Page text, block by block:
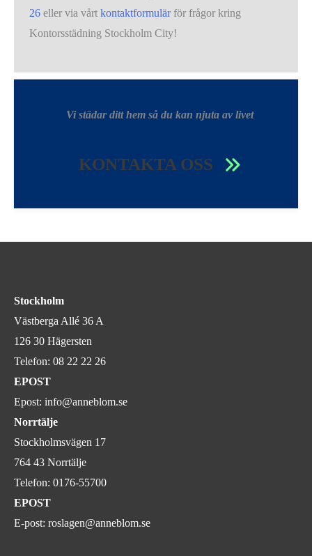
26 eller via vårtkontaktformulär för frågor kring
Kontorsstädning Stockholm City!
Vi städar ditt hem så du kan njuta av livet
KONTAKTA OSS
Stockholm
Västberga Allé 36 A
126 30 Hägersten
Telefon: 08 22 22 26
EPOST
Epost: info@anneblom.se
Norrtälje
Stockholmsvägen 17
764 43 Norrtälje
Telefon: 0176-55700
EPOST
E-post: roslagen@anneblom.se